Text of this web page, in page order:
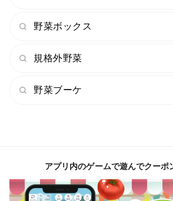
L～2Lの混合となります。
12/20より予約順で発送開始致します
３袋までならレターパックライト、
野菜ボックス
規格外野菜
野菜ブーケ
アプリ内のゲームで遊んでクーポ